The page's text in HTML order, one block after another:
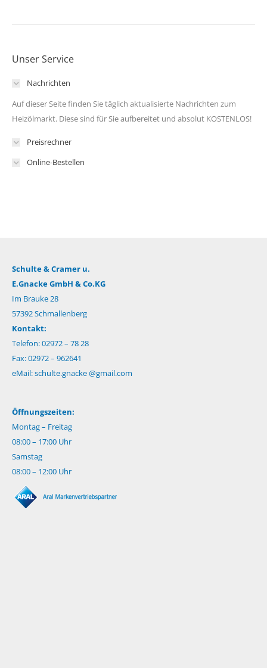
Unser Service
Nachrichten
Auf dieser Seite finden Sie täglich aktualisierte Nachrichten zum
Heizölmarkt. Diese sind für Sie aufbereitet und absolut KOSTENLOS!
Preisrechner
Online-Bestellen
Schulte & Cramer u.
E.Gnacke GmbH & Co.KG
Im Brauke 28
57392 Schmallenberg
Kontakt:
Telefon: 02972 – 78 28
Fax: 02972 – 962641
eMail:schulte.gnacke @gmail.com
Öffnungszeiten:
Montag – Freitag
08:00 – 17:00 Uhr
Samstag
08:00 – 12:00 Uhr